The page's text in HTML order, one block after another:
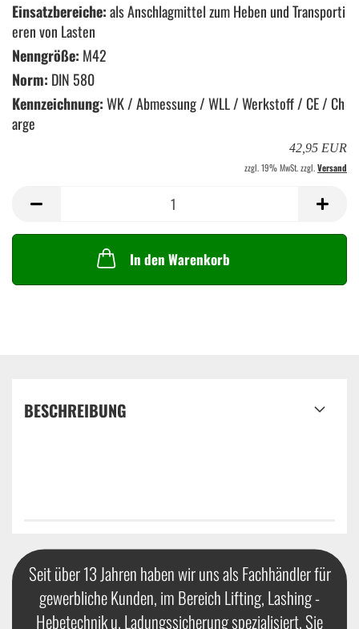
Einsatzbereiche:als Anschlagmittel zum Heben und Transporti
eren von Lasten
Nenngröße: M42
Norm: DIN 580
Kennzeichnung:WK / Abmessung / WLL / Werkstoff / CE / Ch
arge
42,95 EUR
zzgl. 19% MwSt. zzgl.Versand
In den Warenkorb
BESCHREIBUNG
Seit über 13 Jahren haben wir uns als Fachhändler für
gewerbliche Kunden, im Bereich Lifting, Lashing -
Hebetechnik u. Ladungssicherung spezialisiert. Sie